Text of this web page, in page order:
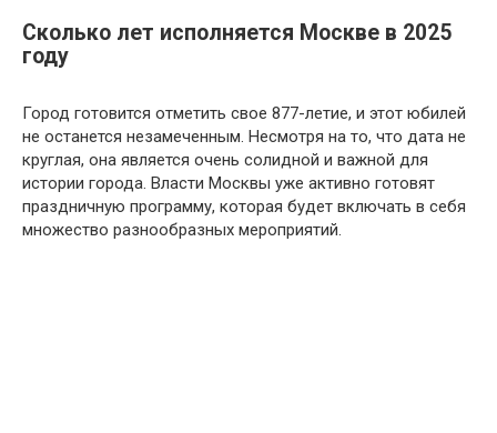
Сколько лет исполняется Москве в 2025
году
Город готовится отметить свое 877-летие, и этот юбилей
не останется незамеченным. Несмотря на то, что дата не
круглая, она является очень солидной и важной для
истории города. Власти Москвы уже активно готовят
праздничную программу, которая будет включать в себя
множество разнообразных мероприятий.